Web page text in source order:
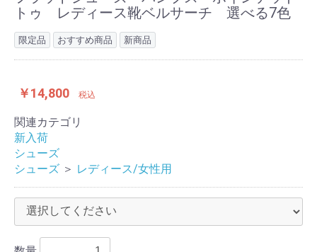
トゥ レディース靴ベルサーチ 選べる7色
限定品 おすすめ商品 新商品
￥14,800 税込
関連カテゴリ
新入荷
シューズ
シューズ ＞ レディース/女性用